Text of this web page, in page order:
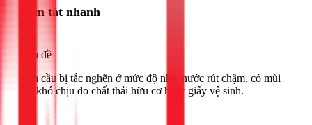
Tóm tắt nhanh
Vấn đề
Bồn cầu bị tắc nghẽn ở mức độ nhẹ, nước rút chậm, có mùi
hôi khó chịu do chất thải hữu cơ hoặc giấy vệ sinh.